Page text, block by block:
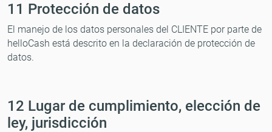
11 Protección de datos
El manejo de los datos personales del CLIENTE por parte de
helloCash está descrito en la declaración de protección de
datos.
12 Lugar de cumplimiento, elección de
ley, jurisdicción